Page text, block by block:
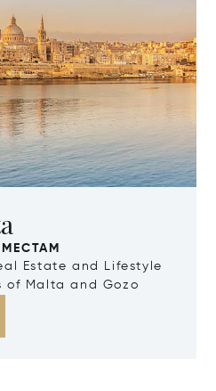
Estate and Lifestyle
of Malta and Gozo